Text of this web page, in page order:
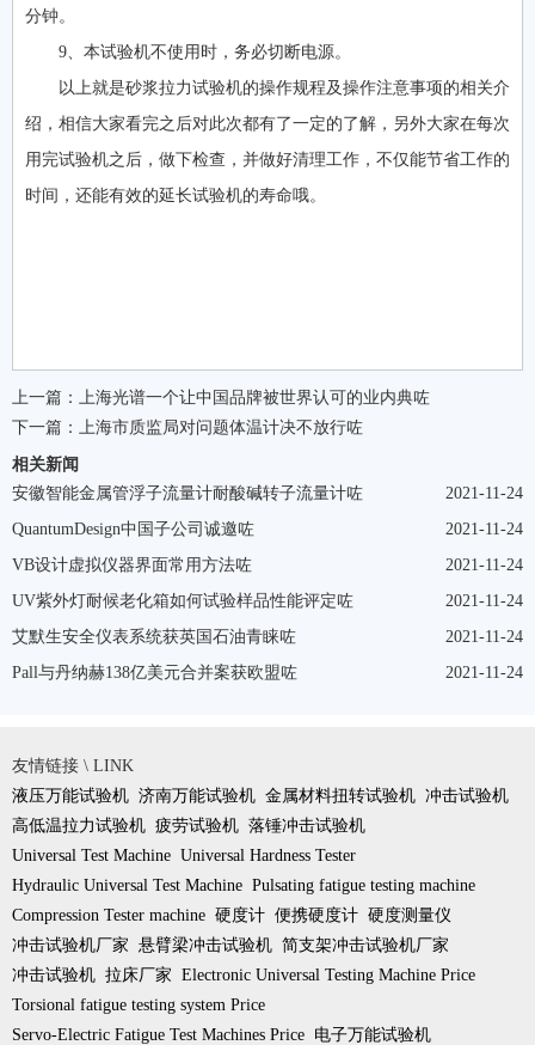
分钟。
9、本试验机不使用时，务必切断电源。
以上就是砂浆拉力试验机的操作规程及操作注意事项的相关介
绍，相信大家看完之后对此次都有了一定的了解，另外大家在每次
用完试验机之后，做下检查，并做好清理工作，不仅能节省工作的
时间，还能有效的延长试验机的寿命哦。
上一篇：
上海光谱一个让中国品牌被世界认可的业内典咗
下一篇：
上海市质监局对问题体温计决不放行咗
相关新闻
2021-11-24
安徽智能金属管浮子流量计耐酸碱转子流量计咗
2021-11-24
QuantumDesign中国子公司诚邀咗
2021-11-24
VB设计虚拟仪器界面常用方法咗
2021-11-24
UV紫外灯耐候老化箱如何试验样品性能评定咗
2021-11-24
艾默生安全仪表系统获英国石油青睐咗
2021-11-24
Pall与丹纳赫138亿美元合并案获欧盟咗
友情链接 \ LINK
液压万能试验机 济南万能试验机 金属材料扭转试验机 冲击试验机
高低温拉力试验机 疲劳试验机 落锤冲击试验机
Universal Test Machine Universal Hardness Tester
Hydraulic Universal Test Machine Pulsating fatigue testing machine
Compression Tester machine 硬度计 便携硬度计 硬度测量仪
冲击试验机厂家 悬臂梁冲击试验机 简支架冲击试验机厂家
冲击试验机 拉床厂家 Electronic Universal Testing Machine Price
Torsional fatigue testing system Price
Servo-Electric Fatigue Test Machines Price 电子万能试验机